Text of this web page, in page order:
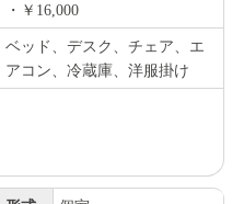
・￥16,000
ベッド、デスク、チェア、エ
アコン、冷蔵庫、洋服掛け